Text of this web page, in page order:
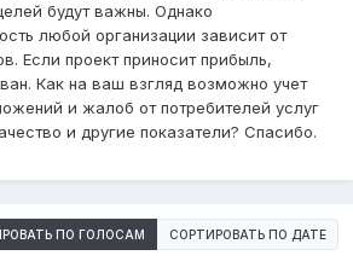
будут важны. Однако
любой организации зависит от
Если проект приносит прибыль,
Как на ваш взгляд возможно учет
и жалоб от потребителей услуг
и другие показатели? Спасибо.
ПО ГОЛОСАМ СОРТИРОВАТЬ ПО ДАТЕ